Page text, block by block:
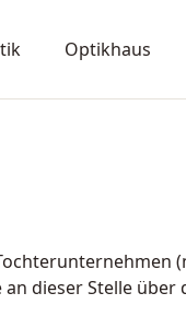
Optikhaus
dieser Stelle